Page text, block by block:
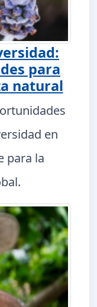
para
natural
en
para la